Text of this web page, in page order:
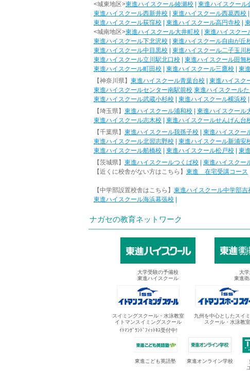
<城東地区>東進ハイスクール綾瀬校 東進ハイスクール
東進ハイスクール西新井校
東進ハイスクール西葛西校
東進ハイスクール荻窪校
東進ハイスクール高円寺校
<城南地区>東進ハイスクール大井町校 東進ハイスクー
東進ハイスクール下北沢校
東進ハイスクール自由が丘
東進ハイスクール中目黒校
東進ハイスクール二子玉川
東進ハイスクール立川駅北口校
東進ハイスクール田無
東進ハイスクール町田校
東進ハイスクール三鷹校 東
【神奈川県】 東進ハイスクール青葉台校 東進ハイスク
東進ハイスクールセンター南駅前校 東進ハイスクール
東進ハイスクール武蔵小杉校
東進ハイスクール横浜校
【埼玉県】 東進ハイスクール浦和校 東進ハイスクール
東進ハイスクール志木校
東進ハイスクールせんげん台
【千葉県】 東進ハイスクール我孫子校 東進ハイスクー
東進ハイスクール北習志野校
東進ハイスクール新浦安
東進ハイスクール船橋校
東進ハイスクール松戸校 東
【茨城県】 東進ハイスクールつくば校 東進ハイスクー
【近くに校舎がない方はこちら】 東進 在宅受講コース
【中学部設置校舎はこちら】 東進ハイスクール中学部吉
東進ハイスクール海浜幕張校
ナガセの教育ネットワーク
大学受験の予備校
東進ハイスクール
大
東進
スイミングスクール・水泳教室
イトマンスイミングスクール
ｲﾄﾏﾝｸﾞﾗﾝﾄﾞﾌｨｯﾄﾈｽ受付中!
九州を中心としたスイ
スクール・水泳教室
東進こども英語塾 東進オンライン学校